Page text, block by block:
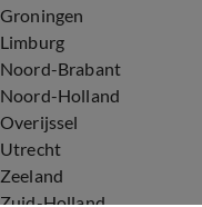
Groningen
Limburg
Noord-Brabant
Noord-Holland
Overijssel
Utrecht
Zeeland
Zuid-Holland